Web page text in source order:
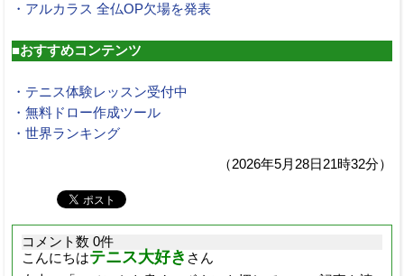
・アルカラス 全仏OP欠場を発表
■おすすめコンテンツ
・テニス体験レッスン受付中
・無料ドロー作成ツール
・世界ランキング
（2026年5月28日21時32分）
コメント数 0件
こんにちはテニス大好き さん